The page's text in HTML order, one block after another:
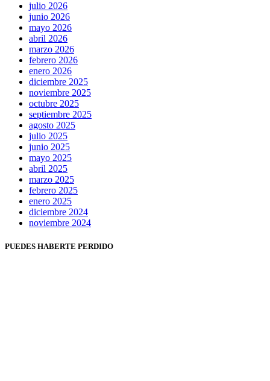
julio 2026
junio 2026
mayo 2026
abril 2026
marzo 2026
febrero 2026
enero 2026
diciembre 2025
noviembre 2025
octubre 2025
septiembre 2025
agosto 2025
julio 2025
junio 2025
mayo 2025
abril 2025
marzo 2025
febrero 2025
enero 2025
diciembre 2024
noviembre 2024
PUEDES HABERTE PERDIDO